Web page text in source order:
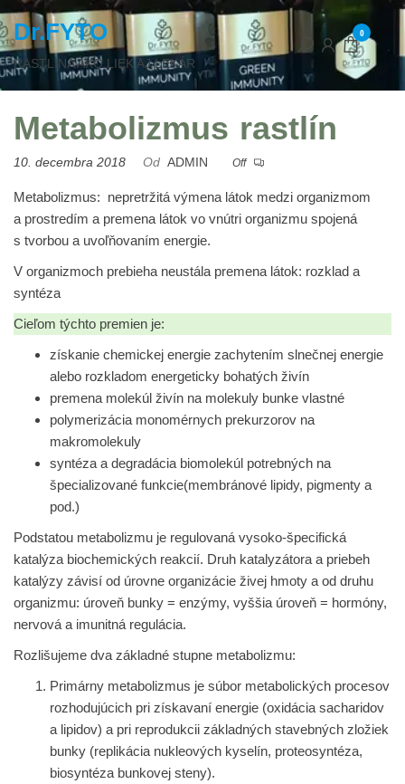
Dr.FYTO
RASTLINA AKO LIEK AJ LEKÁR
0
Metabolizmus rastlín
10. decembra 2018 Od ADMIN Off
Metabolizmus: nepretržitá výmena látok medzi organizmom
a prostredím a premena látok vo vnútri organizmu spojená
s tvorbou a uvoľňovaním energie.
V organizmoch prebieha neustála premena látok: rozklad a
syntéza
Cieľom týchto premien je:
získanie chemickej energie zachytením slnečnej energie
alebo rozkladom energeticky bohatých živín
premena molekúl živín na molekuly bunke vlastné
polymerizácia monomérnych prekurzorov na
makromolekuly
syntéza a degradácia biomolekúl potrebných na
špecializované funkcie(membránové lipidy, pigmenty a
pod.)
Podstatou metabolizmu je regulovaná vysoko-špecifická
katalýza biochemických reakcií. Druh katalyzátora a priebeh
katalýzy závisí od úrovne organizácie živej hmoty a od druhu
organizmu: úroveň bunky = enzýmy, vyššia úroveň = hormóny,
nervová a imunitná regulácia.
Rozlišujeme dva základné stupne metabolizmu:
Primárny metabolizmus je súbor metabolických procesov
rozhodujúcich pri získavaní energie (oxidácia sacharidov
a lipidov) a pri reprodukcii základných stavebných zložiek
bunky (replikácia nukleových kyselín, proteosyntéza,
biosyntéza bunkovej steny).